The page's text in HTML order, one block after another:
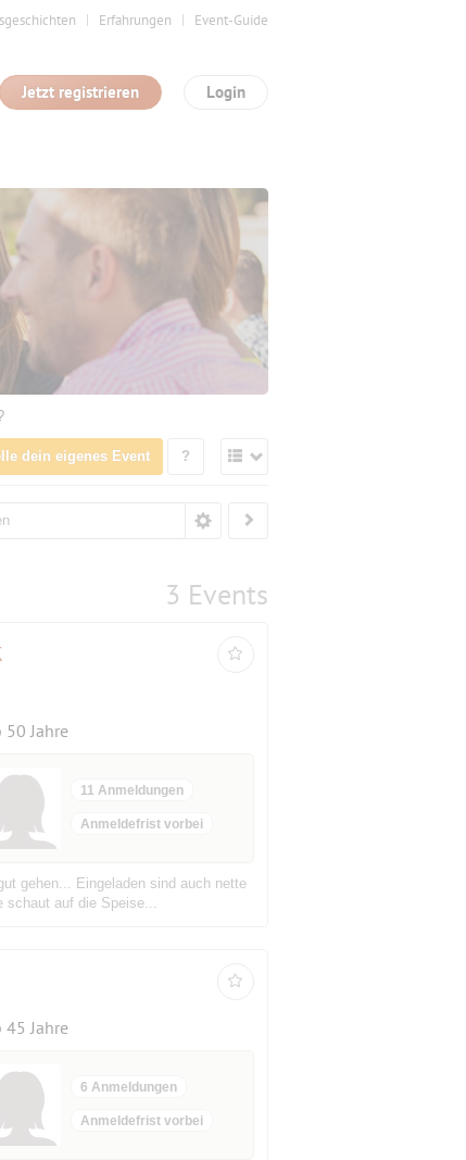
Erfahrungen Event-Guide
Login
Jetzt registrieren
dein eigenes Event ?
3 Events
Jahre
11 Anmeldungen
Anmeldefrist vorbei
gehen... Eingeladen sind auch nette
auf die Speise...
Jahre
6 Anmeldungen
Anmeldefrist vorbei